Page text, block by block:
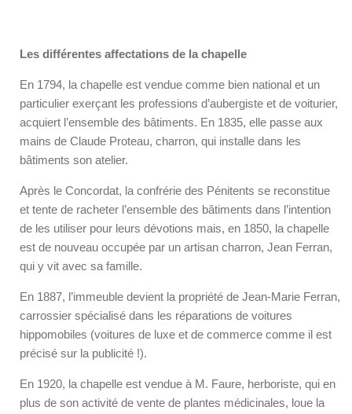
Les différentes affectations de la chapelle
En 1794, la chapelle est vendue comme bien national et un
particulier exerçant les professions d’aubergiste et de voiturier,
acquiert l’ensemble des bâtiments. En 1835, elle passe aux
mains de Claude Proteau, charron, qui installe dans les
bâtiments son atelier.
Après le Concordat, la confrérie des Pénitents se reconstitue
et tente de racheter l’ensemble des bâtiments dans l’intention
de les utiliser pour leurs dévotions mais, en 1850, la chapelle
est de nouveau occupée par un artisan charron, Jean Ferran,
qui y vit avec sa famille.
En 1887, l’immeuble devient la propriété de Jean-Marie Ferran,
carrossier spécialisé dans les réparations de voitures
hippomobiles (voitures de luxe et de commerce comme il est
précisé sur la publicité !).
En 1920, la chapelle est vendue à M. Faure, herboriste, qui en
plus de son activité de vente de plantes médicinales, loue la